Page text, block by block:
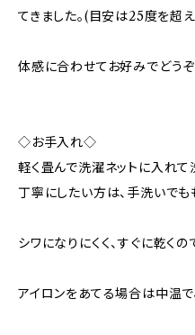
てきました。(目安は25度を超
体感に合わせてお好みでどうぞ
◇お手入れ◇
軽く畳んで洗濯ネットに入れて
丁寧にしたい方は、手洗いで
シワになりにくく、すぐに乾く
アイロンをあてる場合は中温で